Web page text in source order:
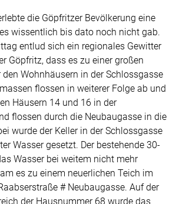
die Göpfritzer Bevölkerung eine
wissentlich bis dato noch nicht gab.
entlud sich ein regionales Gewitter
Göpfritz, dass es zu einer großen
Wohnhäusern in der Schlossgasse
flossen in weiterer Folge ab und
Häusern 14 und 16 in der
flossen durch die Neubaugasse in die
wurde der Keller in der Schlossgasse
Wasser gesetzt. Der bestehende 30-
Wasser bei weitem nicht mehr
es zu einem neuerlichen Teich im
# Neubaugasse. Auf der
der Hausnummer 68 wurde das